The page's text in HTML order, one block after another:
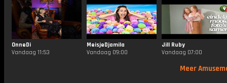
OnneDi
Vandaag 11:53
MeisjeDjamila
Vandaag 09:00
Jill Ruby
Vandaag 07:00
Meer